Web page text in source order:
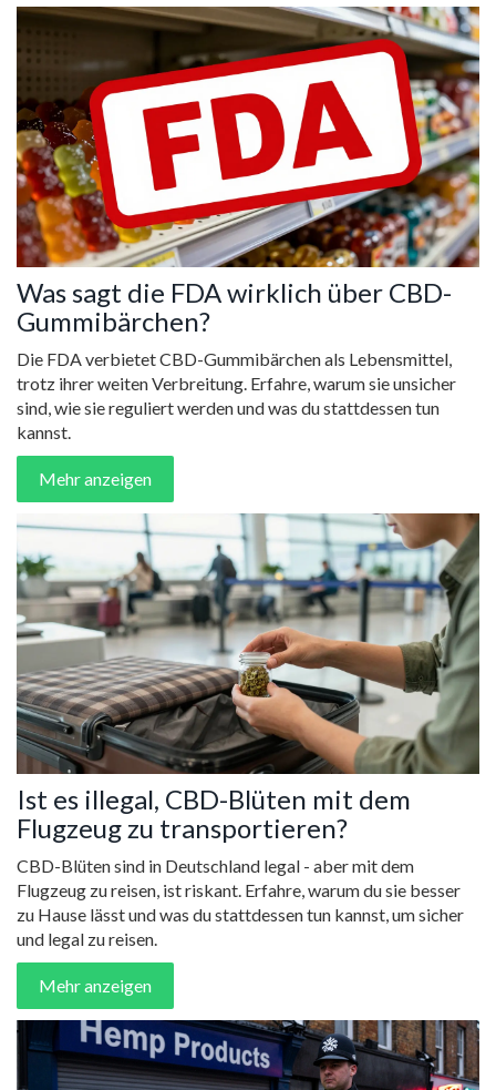
Was sagt die FDA wirklich über CBD-
Gummibärchen?
Die FDA verbietet CBD-Gummibärchen als Lebensmittel,
trotz ihrer weiten Verbreitung. Erfahre, warum sie unsicher
sind, wie sie reguliert werden und was du stattdessen tun
kannst.
Mehr anzeigen
Ist es illegal, CBD-Blüten mit dem
Flugzeug zu transportieren?
CBD-Blüten sind in Deutschland legal - aber mit dem
Flugzeug zu reisen, ist riskant. Erfahre, warum du sie besser
zu Hause lässt und was du stattdessen tun kannst, um sicher
und legal zu reisen.
Mehr anzeigen